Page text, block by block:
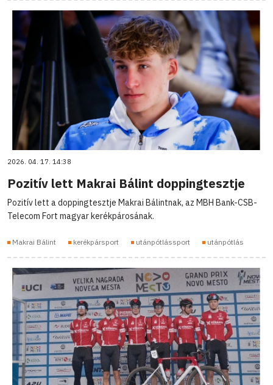
2026. 04. 17. 14:38
Pozitív lett Makrai Bálint doppingtesztje
Pozitív lett a doppingtesztje Makrai Bálintnak, az MBH Bank-CSB-
Telecom Fort magyar kerékpárosának.
Makrai Bálint kerékpársport utánpótlássport utánpótlás